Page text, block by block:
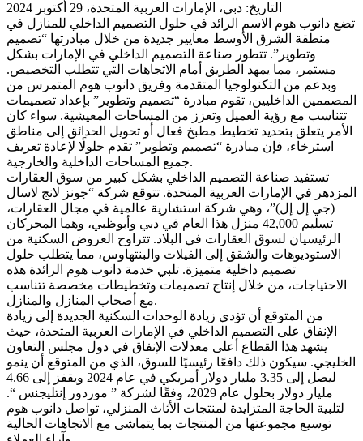
التاريخ: دبي، الإمارات العربية المتحدة، 29 أكتوبر 2024
تضع دانوب هوم الاسم الرائد في حلول التصميم الداخلي للمنازل في
منطقة الشرق الأوسط معايير جديدة من خلال مبادرتها “تصميم
وتطوير”. تتطور صناعة التصميم الداخلي في الإمارات بشكل
مستمر، مما يمهد الطريق أمام الاتجاهات التي تتطلب التخصيص.
وبدعم من التكنولوجيا المتقدمة وفريق دانوب هوم المتمرس من
المصممين الداخليين، تقوم مبادرة “تصميم وتطوير” بإعداد تصميمات
تتناسب مع رؤية العميل وتعزز من المساحات المعيشية. سواء كان
الأمر يتعلق بتحديد تخطيط مطبخ فعال أو تحويل الحدائق إلى مناطق
استرخاء، فإن مبادرة “تصميم وتطوير” تقدم حلولًا لإعادة تعريف
جميع المساحات الداخلية والخارجية.
تستفيد صناعة التصميم الداخلي بشكل كبير من سوق العقارات
المزدهر في الإمارات العربية المتحدة. تتوقع شركة “جونز لانج لاسال
(جي إل إل)”، وهي شركة استشارية عالمية في مجال العقارات،
تسليم 42,000 منزل هذا العام في دبي وأبوظبي، وهما المحركان
الرئيسيان لسوق العقارات في البلاد. تتراوح العروض السكنية من
الاستوديوهات والشقق إلى الفيلات والبنتهاوس، مما يتطلب حلول
تصميم داخلية متميزة. تلبي خدمة دانوب هوم الرائدة هذه
الاحتياجات، من خلال إنتاج تصميمات وتخطيطات مخصصة تتناسب
مع أصحاب المنازل والمنازل.
من المتوقع أن تؤدي زيادة الوحدات السكنية الجديدة إلى زيادة
الإنفاق على التصميم الداخلي في الإمارات العربية المتحدة، حيث
يشهد هذا القطاع أعلى معدلات الإنفاق في دول مجلس التعاون
الخليجي. سيكون ذلك دافعًا رئيسيًا للسوق، الذي من المتوقع أن ينمو
ليصل إلى 3.35 مليار دولار أمريكي في عام 2024 ويقفز إلى 4.66
مليار دولار بحلول عام 2029، وفقًا لشركة ” موردور إنتليجنس “.
لتلبية الحاجة المتزايدة لمنتجات الأثاث المنزلي، تواصل دانوب هوم
توسيع مجموعتها من المنتجات بما يتماشى مع الاتجاهات الحالية